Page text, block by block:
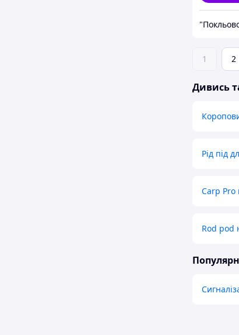
1 2
Дивись
Рід під
Carp Pro
Rod pod